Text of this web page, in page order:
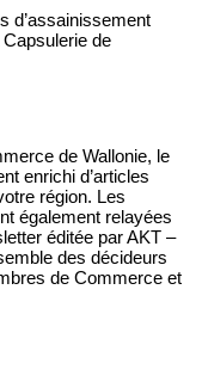
d’assainissement
de
de Wallonie, le
enrichi d’articles
région. Les
également relayées
éditée par AKT –
des décideurs
de Commerce et